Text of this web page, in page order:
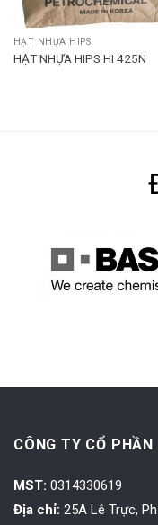
HẠT NHỰA HIPS
HẠT NHỰA HIPS HI 425N
CÔNG TY CỔ
MST: 0314330619
Địa chỉ: 25A Lê Trực,